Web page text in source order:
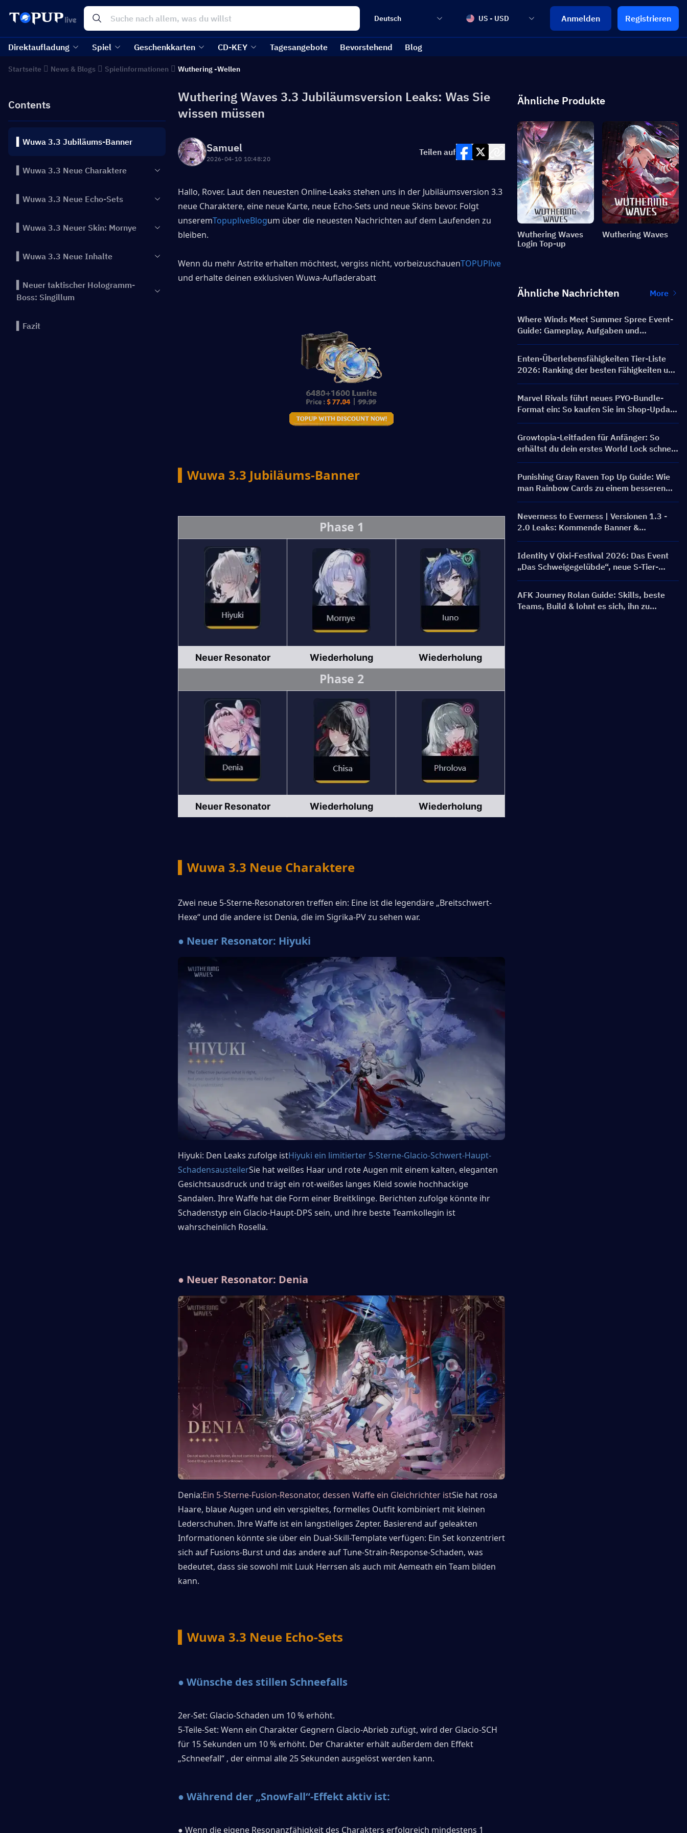
Deutsch US - USD Anmelden Registrieren
Direktaufladung Spiel Geschenkkarten CD-KEY Tagesangebote Bevorstehend Blog
Startseite News & Blogs Spielinformationen Wuthering -Wellen
Contents
▍Wuwa 3.3 Jubiläums-Banner
▍Wuwa 3.3 Neue Charaktere
▍Wuwa 3.3 Neue Echo-Sets
▍Wuwa 3.3 Neuer Skin: Mornye
▍Wuwa 3.3 Neue Inhalte
▍Neuer taktischer Hologramm-
Boss: Singillum
▍Fazit
Wuthering Waves 3.3 Jubiläumsversion Leaks: Was Sie
wissen müssen
Samuel
2026-04-10 10:48:20
Teilen auf
Hallo, Rover. Laut den neuesten Online-Leaks stehen uns in der Jubiläumsversion 3.3
neue Charaktere, eine neue Karte, neue Echo-Sets und neue Skins bevor. Folgt
unseremTopupliveBlogum über die neuesten Nachrichten auf dem Laufenden zu
bleiben.
Wenn du mehr Astrite erhalten möchtest, vergiss nicht, vorbeizuschauenTOPUPlive
und erhalte deinen exklusiven Wuwa-Aufladerabatt
▍Wuwa 3.3 Jubiläums-Banner
Phase 1
Neuer Resonator Wiederholung Wiederholung
Phase 2
Neuer Resonator Wiederholung Wiederholung
▍Wuwa 3.3 Neue Charaktere
Zwei neue 5-Sterne-Resonatoren treffen ein: Eine ist die legendäre „Breitschwert-
Hexe“ und die andere ist Denia, die im Sigrika-PV zu sehen war.
● Neuer Resonator: Hiyuki
Hiyuki: Den Leaks zufolge istHiyuki ein limitierter 5-Sterne-Glacio-Schwert-Haupt-
SchadensausteilerSie hat weißes Haar und rote Augen mit einem kalten, eleganten
Gesichtsausdruck und trägt ein rot-weißes langes Kleid sowie hochhackige
Sandalen. Ihre Waffe hat die Form einer Breitklinge. Berichten zufolge könnte ihr
Schadenstyp ein Glacio-Haupt-DPS sein, und ihre beste Teamkollegin ist
wahrscheinlich Rosella.
● Neuer Resonator: Denia
Denia:Ein 5-Sterne-Fusion-Resonator, dessen Waffe ein Gleichrichter istSie hat rosa
Haare, blaue Augen und ein verspieltes, formelles Outfit kombiniert mit kleinen
Lederschuhen. Ihre Waffe ist ein langstieliges Zepter. Basierend auf geleakten
Informationen könnte sie über ein Dual-Skill-Template verfügen: Ein Set konzentriert
sich auf Fusions-Burst und das andere auf Tune-Strain-Response-Schaden, was
bedeutet, dass sie sowohl mit Luuk Herrsen als auch mit Aemeath ein Team bilden
kann.
▍Wuwa 3.3 Neue Echo-Sets
● Wünsche des stillen Schneefalls
2er-Set: Glacio-Schaden um 10 % erhöht.
5-Teile-Set: Wenn ein Charakter Gegnern Glacio-Abrieb zufügt, wird der Glacio-SCH
für 15 Sekunden um 10 % erhöht. Der Charakter erhält außerdem den Effekt
„Schneefall“ , der einmal alle 25 Sekunden ausgelöst werden kann.
● Während der „SnowFall“-Effekt aktiv ist:
● Wenn die eigene Resonanzfähigkeit des Charakters erfolgreich mindestens 1
Ähnliche Produkte
Wuthering Waves
Login Top-up
Wuthering Waves
Ähnliche Nachrichten More
Where Winds Meet Summer Spree Event-
Guide: Gameplay, Aufgaben und
Belohnungen
Enten-Überlebensfähigkeiten Tier-Liste
2026: Ranking der besten Fähigkeiten und
Build-Leitfaden
Marvel Rivals führt neues PYO-Bundle-
Format ein: So kaufen Sie im Shop-Update
von Saison 9.5 cleverer ein
Growtopia-Leitfaden für Anfänger: So
erhältst du dein erstes World Lock schnell
und sicher
Punishing Gray Raven Top Up Guide: Wie
man Rainbow Cards zu einem besseren
Preis bekommt?
Neverness to Everness | Versionen 1.3 -
2.0 Leaks: Kommende Banner &
Roadmap!
Identity V Qixi-Festival 2026: Das Event
„Das Schweigegelübde“, neue S-Tier-
Kostüme & Belohnungs-Guide
AFK Journey Rolan Guide: Skills, beste
Teams, Build & lohnt es sich, ihn zu